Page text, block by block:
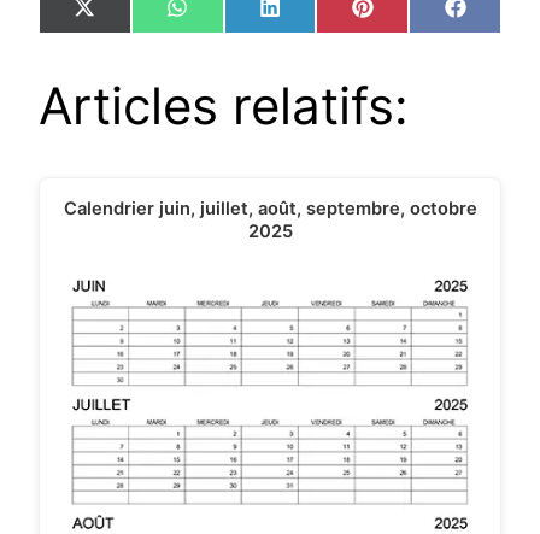
Share
on
X
(Twitter)
Share
on
WhatsAppShare
on
LinkedIn Share
on
Pinterest Share
on
Articles relatifs:
Calendrier juin, juillet, août, septembre, octobre
2025